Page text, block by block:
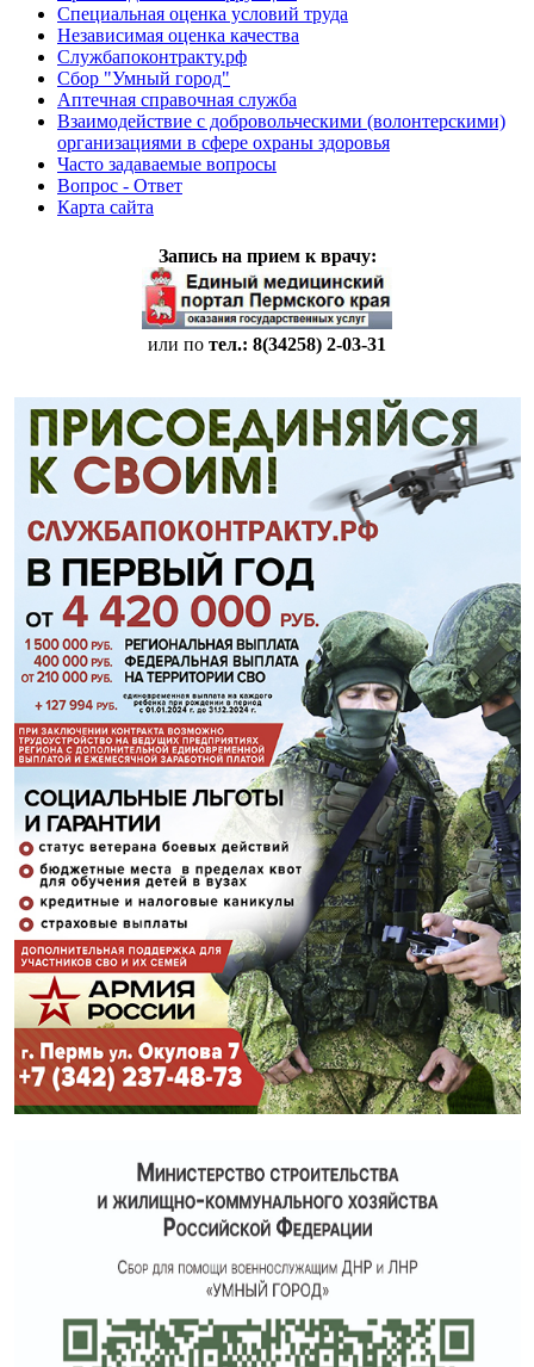
Специальная оценка условий труда
Независимая оценка качества
Службапоконтракту.рф
Сбор "Умный город"
Аптечная справочная служба
Взаимодействие с добровольческими (волонтерскими)
организациями в сфере охраны здоровья
Часто задаваемые вопросы
Вопрос - Ответ
Карта сайта
Запись на прием к врачу:
или по тел.: 8(34258) 2-03-31